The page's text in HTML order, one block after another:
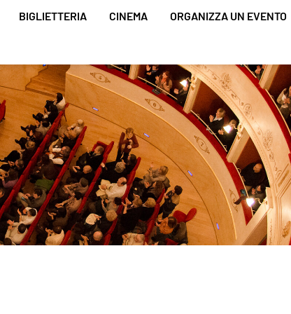
BIGLIETTERIA CINEMA ORGANIZZA UN EVENTO